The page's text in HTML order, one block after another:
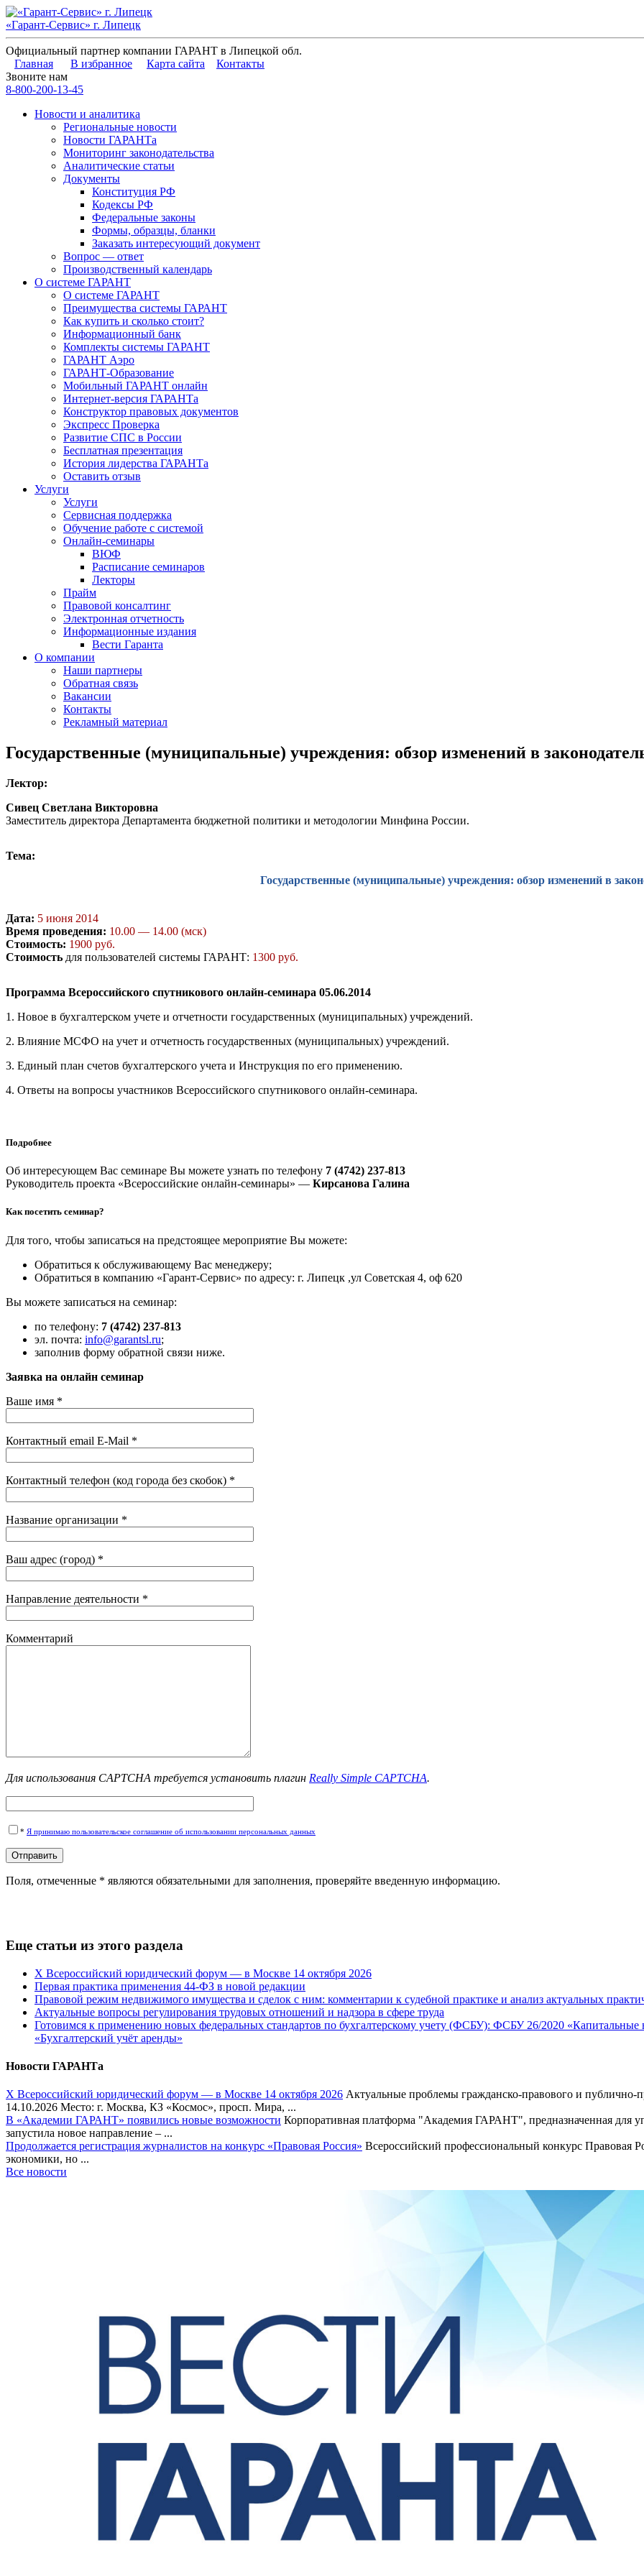
«Гарант-Сервис» г. Липецк
Официальный партнер компании ГАРАНТ в Липецкой обл.
Главная
В избранное Карта сайта
Контакты
Звоните нам
8-800-200-13-45
Новости и аналитика
Региональные новости
Новости ГАРАНТа
Мониторинг законодательства
Аналитические статьи
Документы
Конституция РФ
Кодексы РФ
Федеральные законы
Формы, образцы, бланки
Заказать интересующий документ
Вопрос — ответ
Производственный календарь
О системе ГАРАНТ
О системе ГАРАНТ
Преимущества системы ГАРАНТ
Как купить и сколько стоит?
Информационный банк
Комплекты системы ГАРАНТ
ГАРАНТ Аэро
ГАРАНТ-Образование
Мобильный ГАРАНТ онлайн
Интернет-версия ГАРАНТа
Конструктор правовых документов
Экспресс Проверка
Развитие СПС в России
Бесплатная презентация
История лидерства ГАРАНТа
Оставить отзыв
Услуги
Услуги
Сервисная поддержка
Обучение работе с системой
Онлайн-семинары
ВЮФ
Расписание семинаров
Лекторы
Прайм
Правовой консалтинг
Электронная отчетность
Информационные издания
Вести Гаранта
О компании
Наши партнеры
Обратная связь
Вакансии
Контакты
Рекламный материал
Государственные (муниципальные) учреждения: обзор изменений в
Лектор:
Сивец Светлана Викторовна
Заместитель директора Департамента бюджетной политики и методологии Минфина России.
Тема:
Государственные (муниципальные) учреждения: обзор изменений в
Дата: 5 июня 2014
Время проведения: 10.00 — 14.00 (мск)
Стоимость: 1900 руб.
Стоимость для пользователей системы ГАРАНТ: 1300 руб.
Программа Всероссийского спутникового онлайн-семинара 05.06.2014
1. Новое в бухгалтерском учете и отчетности государственных (муниципальных) учреждений.
2. Влияние МСФО на учет и отчетность государственных (муниципальных) учреждений.
3. Единый план счетов бухгалтерского учета и Инструкция по его применению.
4. Ответы на вопросы участников Всероссийского спутникового онлайн-семинара.
Подробнее
Об интересующем Вас семинаре Вы можете узнать по телефону 7 (4742) 237-813
Руководитель проекта «Всероссийские онлайн-семинары» — Кирсанова Галина
Как посетить семинар?
Для того, чтобы записаться на предстоящее мероприятие Вы можете:
Обратиться к обслуживающему Вас менеджеру;
Обратиться в компанию «Гарант-Сервис» по адресу: г. Липецк ,ул Советская 4, оф 620
Вы можете записаться на семинар:
по телефону: 7 (4742) 237-813
эл. почта: info@garantsl.ru;
заполнив форму обратной связи ниже.
Заявка на онлайн семинар
Ваше имя *
Контактный email E-Mail *
Контактный телефон (код города без скобок) *
Название организации *
Ваш адрес (город) *
Направление деятельности *
Комментарий
Для использования CAPTCHA требуется установить плагин Really Simple CAPTCHA.
* Я принимаю пользовательское соглашение об использовании персональных данных
Поля, отмеченные * являются обязательными для заполнения, проверяйте введенную информацию.
Еще статьи из этого раздела
Х Всероссийский юридический форум — в Москве 14 октября 2026
Первая практика применения 44-ФЗ в новой редакции
Правовой режим недвижимого имущества и сделок с ним: комментарии к судебной практике и анализ актуальных
Актуальные вопросы регулирования трудовых отношений и надзора в сфере труда
Готовимся к применению новых федеральных стандартов по бухгалтерскому учету (ФСБУ): ФСБУ 26/2020
«Бухгалтерский учёт аренды»
Новости ГАРАНТа
Х Всероссийский юридический форум — в Москве 14 октября 2026 Актуальные проблемы гражданско-правового и публично-
14.10.2026 Место: г. Москва, КЗ «Космос», просп. Мира, ...
В «Академии ГАРАНТ» появились новые возможности Корпоративная платформа "Академия ГАРАНТ", предназначенная для
запустила новое направление – ...
Продолжается регистрация журналистов на конкурс «Правовая Россия» Всероссийский профессиональный конкурс Правовая
экономики, но ...
Все новости